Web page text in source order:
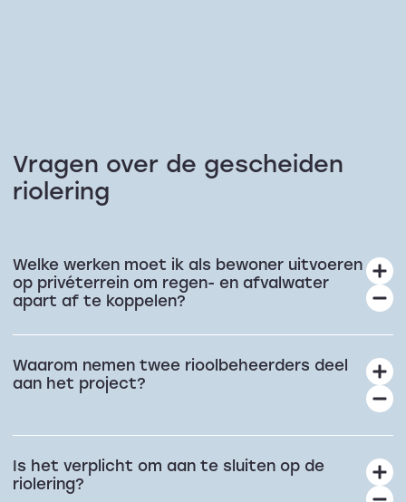
Vragen over de gescheiden
riolering
Welke werken moet ik als bewoner uitvoeren
op privéterrein om regen- en afvalwater
apart af te koppelen?
Waarom nemen twee rioolbeheerders deel
aan het project?
Is het verplicht om aan te sluiten op de
riolering?